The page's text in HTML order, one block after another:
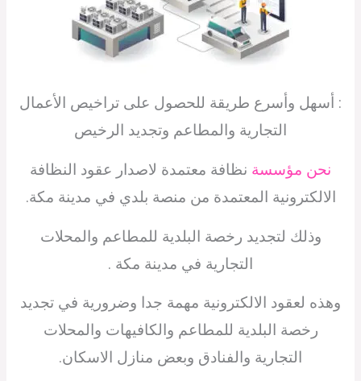
: أسهل وأسرع طريقة للحصول على تراخيص الأعمال
التجارية والمطاعم وتجديد الرخيص
نحن مؤسسة نظافة معتمدة لاصدار عقود النظافة
الالكترونية المعتمدة من منصة بلدي في مدينة مكة.
وذلك لتجديد رخصة البلدية للمطاعم والمحلات
التجارية في مدينة مكة .
وهذه لعقود الالكترونية مهمة جدا وضرورية في تجديد
رخصة البلدية للمطاعم والكافيهات والمحلات
التجارية والفنادق وبعض منازل الاسكان.